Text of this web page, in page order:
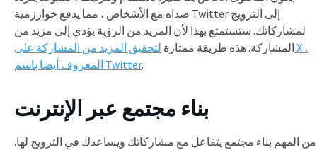
صداه مع الأشخاص ، مما يدفع خوارزمية Twitter إلى الترويج
لمشاركاتك. ستستمتع بهذا لأن المزيد من الرؤية يؤدي إلى مزيد من
المشاركة. هذه طريقة ممتازة لتحقيق المزيد من المشاركة على X ،
المعروف أيضا باسم Twitter.
بناء مجتمع عبر الإنترنت
من المهم بناء مجتمع يتفاعل مع مشاركاتك ويساعدك في الترويج لها.